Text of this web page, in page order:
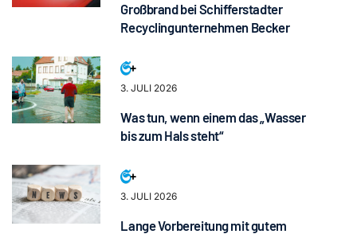
Großbrand bei Schifferstadter
Recyclingunternehmen Becker
3. JULI 2026
Was tun, wenn einem das „Wasser
bis zum Hals steht“
3. JULI 2026
Lange Vorbereitung mit gutem